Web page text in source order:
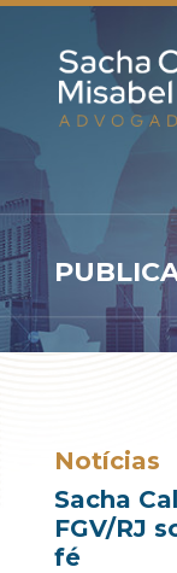
Notícias
Sacha
FGV/RJ
fé